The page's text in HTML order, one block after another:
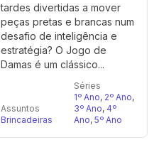
tardes divertidas a mover
peças pretas e brancas num
desafio de inteligência e
estratégia? O Jogo de
Damas é um clássico...
Assuntos
Brincadeiras
Séries
1º Ano, 2º Ano,
3º Ano, 4º
Ano, 5º Ano